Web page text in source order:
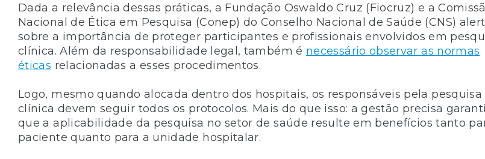
Dada a relevância dessas práticas, a Fundação Oswaldo Cruz (Fiocruz) e a
Nacional de Ética em Pesquisa (Conep) do Conselho Nacional de Saúde (CNS)
sobre a importância de proteger participantes e profissionais envolvidos em
clínica. Além da responsabilidade legal, também é necessário observar as normas
éticas relacionadas a esses procedimentos.
Logo, mesmo quando alocada dentro dos hospitais, os responsáveis pela pesquisa
clínica devem seguir todos os protocolos. Mais do que isso: a gestão precisa
que a aplicabilidade da pesquisa no setor de saúde resulte em benefícios tanto
paciente quanto para a unidade hospitalar.